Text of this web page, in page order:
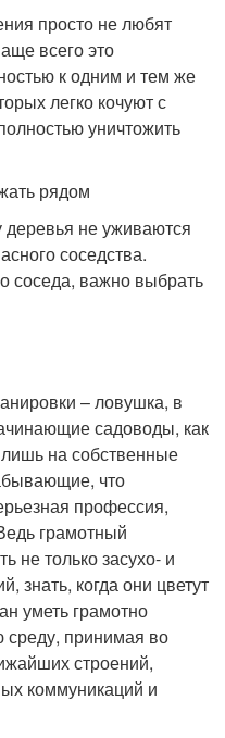
просто не любят
всего это
к одним и тем же
легко кочуют с
уничтожить
рядом
не уживаются
соседства.
соседа, важно выбрать
– ловушка, в
садоводы, как
на собственные
что
профессия,
грамотный
не только засухо- и
знать, когда они цветут
уметь грамотно
принимая во
строений,
коммуникаций и